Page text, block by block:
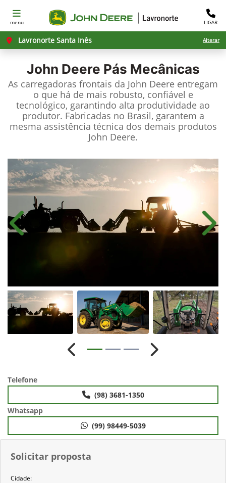
menu LIGAR
Lavronorte Santa Inês Alterar
John Deere Pás Mecânicas
As carregadoras frontais da John Deere entregam
o que há de mais robusto, confiável e
tecnológico, garantindo alta produtividade ao
produtor. Fabricadas no Brasil, garantem a
mesma assistência técnica dos demais produtos
John Deere.
Solicitar proposta
Cidade:
Anterior
Anterior Próximo
Telefone
(98) 3681-1350
Whatsapp
(99) 98449-5039